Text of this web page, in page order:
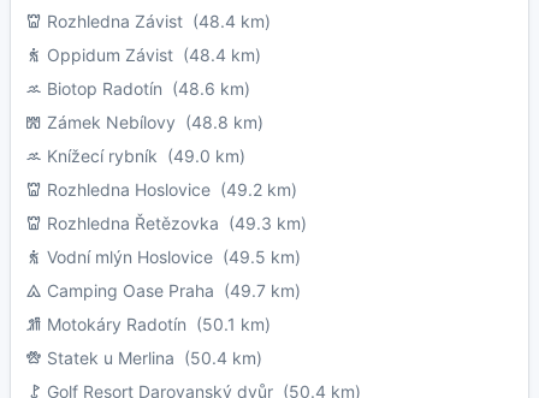
Rozhledna Závist (48.4 km)
Oppidum Závist (48.4 km)
Biotop Radotín (48.6 km)
Zámek Nebílovy (48.8 km)
Knížecí rybník (49.0 km)
Rozhledna Hoslovice (49.2 km)
Rozhledna Řetězovka (49.3 km)
Vodní mlýn Hoslovice (49.5 km)
Camping Oase Praha (49.7 km)
Motokáry Radotín (50.1 km)
Statek u Merlina (50.4 km)
Golf Resort Darovanský dvůr (50.4 km)